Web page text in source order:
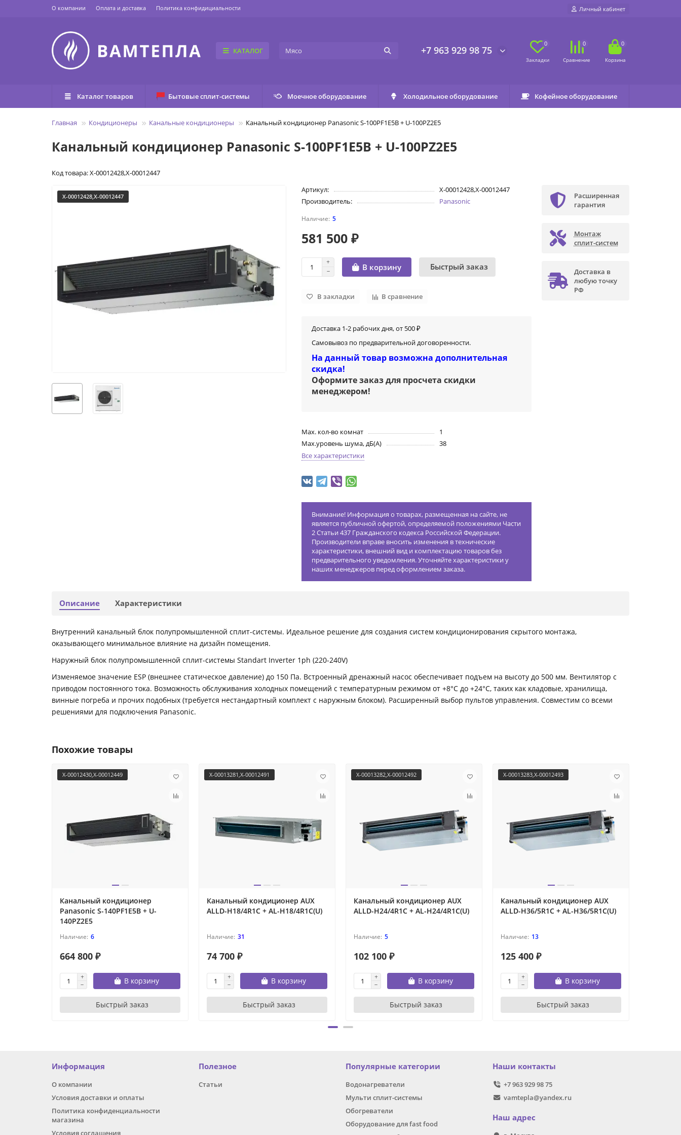
О компании Оплата и доставка Политика конфидициальности Личный кабинет
КАТАЛОГ +7 963 929 98 75
0 0 0
Каталог товаров Бытовые сплит-системы Моечное оборудование Холодильное оборудование Кофейное оборудование
Главная Кондиционеры Канальные кондиционеры Канальный кондиционер Panasonic S-100PF1E5B + U-100PZ2E5
Канальный кондиционер Panasonic S-100PF1E5B + U-100PZ2E5
Код товара: X-00012428,X-00012447
X-00012428,X-00012447
Артикул:
X-00012428,X-00012447
Производитель:
Panasonic
5
581 500 ₽
В корзину Быстрый заказ
В закладки В сравнение
Доставка 1-2 рабочих дня, от 500 ₽
Самовывоз по предварительной договоренности.
На данный товар возможна дополнительная
скидка!
Оформите заказ для просчета скидки
менеджером!
Max. кол-во комнат
1
Max.уровень шума, дБ(А)
38
Все характеристики
Внимание! Информация о товарах, размещенная на сайте, не
является публичной офертой, определяемой положениями Части
2 Статьи 437 Гражданского кодекса Российской Федерации.
Производители вправе вносить изменения в технические
характеристики, внешний вид и комплектацию товаров без
предварительного уведомления. Уточняйте характеристики у
наших менеджеров перед оформлением заказа.
Расширенная
гарантия
Монтаж
сплит-систем
Доставка в
любую точку
РФ
Описание Характеристики
Внутренний канальный блок полупромышленной сплит-системы. Идеальное решение для создания систем кондиционирования скрытого монтажа,
оказывающего минимальное влияние на дизайн помещения.
Наружный блок полупромышленной сплит-системы Standart Inverter 1ph (220-240V)
Изменяемое значение ESP (внешнее статическое давление) до 150 Па. Встроенный дренажный насос обеспечивает подъем на высоту до 500 мм. Вентилятор с
приводом постоянного тока. Возможность обслуживания холодных помещений с температурным режимом от +8°С до +24°С, таких как кладовые, хранилища,
винные погреба и прочих подобных (требуется нестандартный комплект с наружным блоком). Расширенный выбор пультов управления. Совместим со всеми
решениями для подключения Panasonic.
Похожие товары
X-00012430,X-00012449
Канальный кондиционер
Panasonic S-140PF1E5B + U-
140PZ2E5
6
664 800 ₽
В корзину
Быстрый заказ
X-00013281,X-00012491
Канальный кондиционер AUX
ALLD-H18/4R1C + AL-H18/4R1C(U)
31
74 700 ₽
В корзину
Быстрый заказ
X-00013282,X-00012492
Канальный кондиционер AUX
ALLD-H24/4R1C + AL-H24/4R1C(U)
5
102 100 ₽
В корзину
Быстрый заказ
X-00013283,X-00012493
Канальный кондиционер AUX
ALLD-H36/5R1C + AL-H36/5R1C(U)
13
125 400 ₽
В корзину
Быстрый заказ
Информация
О компании
Условия доставки и оплаты
Политика конфиденциальности
магазина
Условия соглашения
Полезное
Статьи
Популярные категории
Водонагреватели
Мульти сплит-системы
Обогреватели
Оборудование для fast food
Наши контакты
+7 963 929 98 75
vamtepla@yandex.ru
Наш адрес